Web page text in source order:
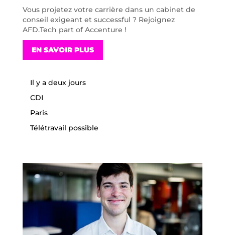
Vous projetez votre carrière dans un cabinet de
conseil exigeant et successful ? Rejoignez
AFD.Tech part of Accenture !
EN SAVOIR PLUS
Il y a deux jours
CDI
Paris
Télétravail possible